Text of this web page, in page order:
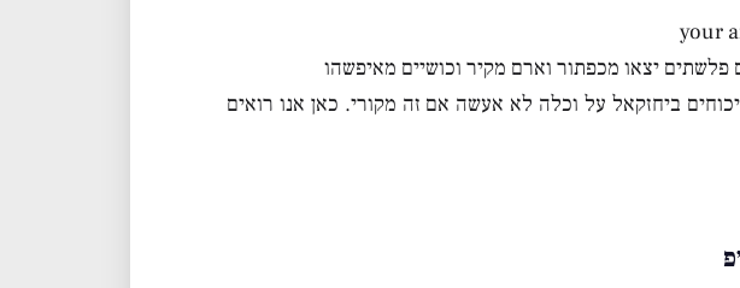
יצאו מכפתור וארם מקיר וכושיים מאיפשהו
ביחזקאל על וכלה לא אעשה אם זה מקורי. כאן אנו רואים